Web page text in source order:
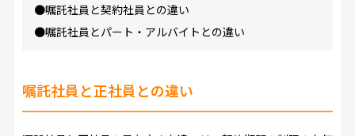
●嘱託社員と契約社員との違い
●嘱託社員とパート・アルバイトとの違い
嘱託社員と正社員との違い